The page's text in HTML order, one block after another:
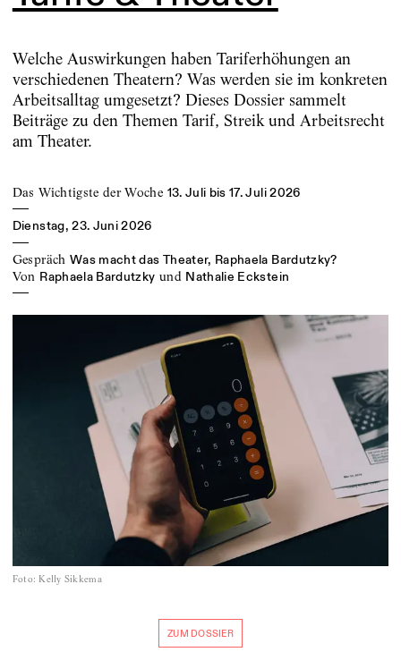
Welche Auswirkungen haben Tariferhöhungen an
verschiedenen Theatern? Was werden sie im konkreten
Arbeitsalltag umgesetzt? Dieses Dossier sammelt
Beiträge zu den Themen Tarif, Streik und Arbeitsrecht
am Theater.
Das Wichtigste der Woche 13. Juli bis 17. Juli 2026
Dienstag, 23. Juni 2026
Gespräch Was macht das Theater, Raphaela Bardutzky?
von Raphaela Bardutzky und Nathalie Eckstein
Foto: Kelly Sikkema
ZUM DOSSIER